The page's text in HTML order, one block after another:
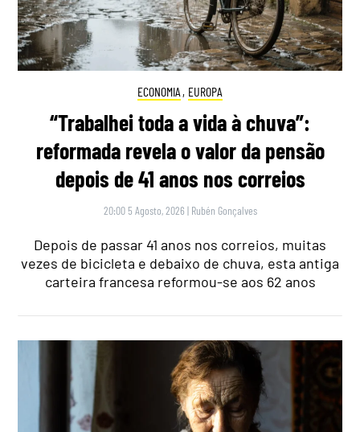
ECONOMIA , EUROPA
“Trabalhei toda a vida à chuva”:
reformada revela o valor da pensão
depois de 41 anos nos correios
20:00 5 Agosto, 2026 | Rubén Gonçalves
Depois de passar 41 anos nos correios, muitas
vezes de bicicleta e debaixo de chuva, esta antiga
carteira francesa reformou-se aos 62 anos